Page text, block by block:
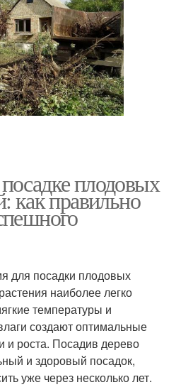
плодовых
как правильно
для посадки плодовых
наиболее легко
температуры и
создают оптимальные
и роста. Посадив дерево
и здоровый посадок,
уже через несколько лет.